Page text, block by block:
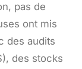
pas de
ont mis
des audits
des stocks